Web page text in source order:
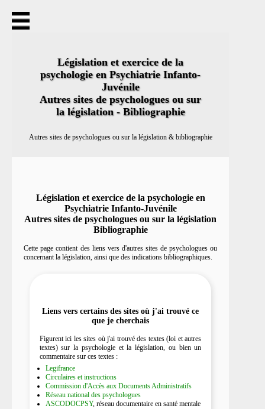
Déontologie
Ordre
Secret professionnel
Écrits
Autorité parentale
Signalement
Réquisition
Contact
Plan du site
Législation et exercice de la
psychologie en Psychiatrie Infanto-
Juvénile
Autres sites de psychologues ou sur
la législation - Bibliographie
Autres sites de psychologues ou sur la législation & bibliographie
Législation et exercice de la psychologie en
Psychiatrie Infanto-Juvénile
Autres sites de psychologues ou sur la législation
Bibliographie
Cette page contient des liens vers d'autres sites de psychologues ou
concernant la législation, ainsi que des indications bibliographiques.
Liens vers certains des sites où j'ai trouvé ce
que je cherchais
Figurent ici les sites où j'ai trouvé des textes (loi et autres
textes) sur la psychologie et la législation, ou bien un
commentaire sur ces textes :
Legifrance
Circulaires et instructions
Commission d'Accès aux Documents Administratifs
Réseau national des psychologues
ASCODOCPSY, réseau documentaire en santé mentale